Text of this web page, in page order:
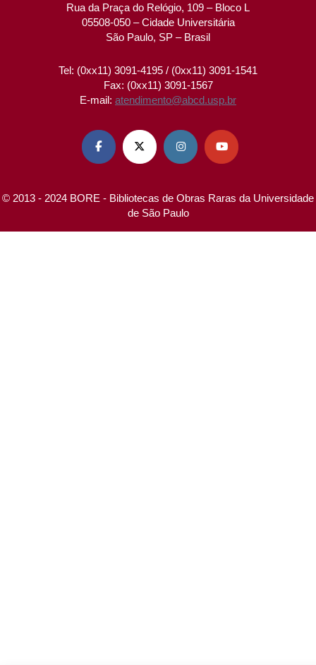
Rua da Praça do Relógio, 109 – Bloco L
05508-050 – Cidade Universitária
São Paulo, SP – Brasil
Tel: (0xx11) 3091-4195 / (0xx11) 3091-1541
Fax: (0xx11) 3091-1567
E-mail: atendimento@abcd.usp.br
   
© 2013 - 2024 BORE - Bibliotecas de Obras Raras da Universidade
de São Paulo